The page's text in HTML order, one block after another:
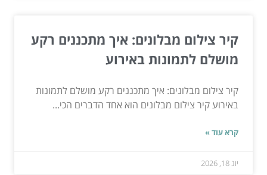
קיר צילום מבלונים: איך מתכננים רקע
מושלם לתמונות באירוע
קיר צילום מבלונים: איך מתכננים רקע מושלם לתמונות
באירוע קיר צילום מבלונים הוא אחד הדברים הכי...
קרא עוד »
יונ 18, 2026